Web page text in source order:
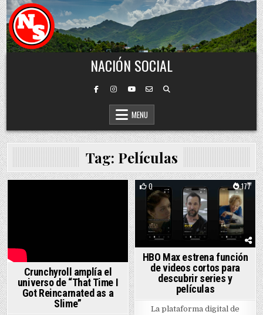
Skip to content
NACIÓN SOCIAL
MENU
Tag: Películas
Crunchyroll amplía el
universo de “That Time I
Got Reincarnated as a
Slime”
0 177
Posted in
HBO Max estrena función
de videos cortos para
descubrir series y
películas
La plataforma digital de